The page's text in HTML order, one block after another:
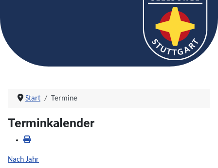
Start Termine
Terminkalender
Nach Jahr